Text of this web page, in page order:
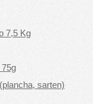
7,5 Kg
sarten)